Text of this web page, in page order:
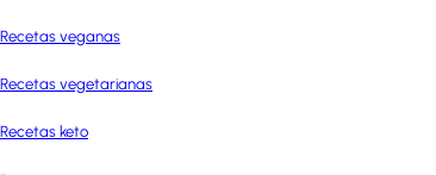
Recetas veganas
Recetas vegetarianas
Recetas keto